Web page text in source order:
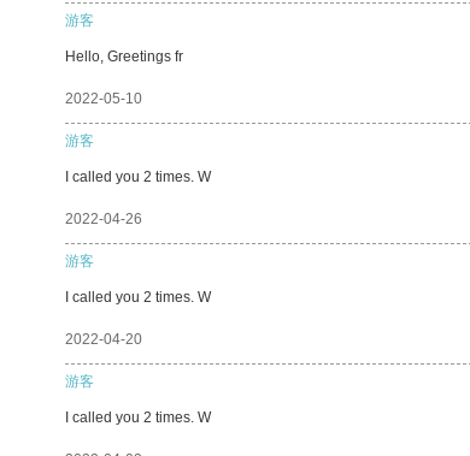
游客
Hello, Greetings fr
2022-05-10
游客
I called you 2 times. W
2022-04-26
游客
I called you 2 times. W
2022-04-20
游客
I called you 2 times. W